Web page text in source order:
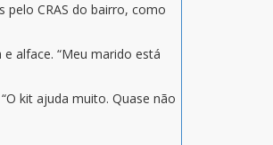
CRAS do bairro, como
alface. “Meu marido está
kit ajuda muito. Quase não